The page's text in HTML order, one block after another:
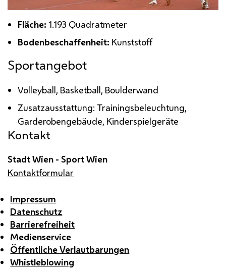
Fläche: 1.193 Quadratmeter
Bodenbeschaffenheit: Kunststoff
Sportangebot
Volleyball, Basketball, Boulderwand
Zusatzausstattung: Trainingsbeleuchtung,
Garderobengebäude, Kinderspielgeräte
Kontakt
Stadt Wien - Sport Wien
Kontaktformular
Impressum
Datenschutz
Barrierefreiheit
Medienservice
Öffentliche Verlautbarungen
Whistleblowing